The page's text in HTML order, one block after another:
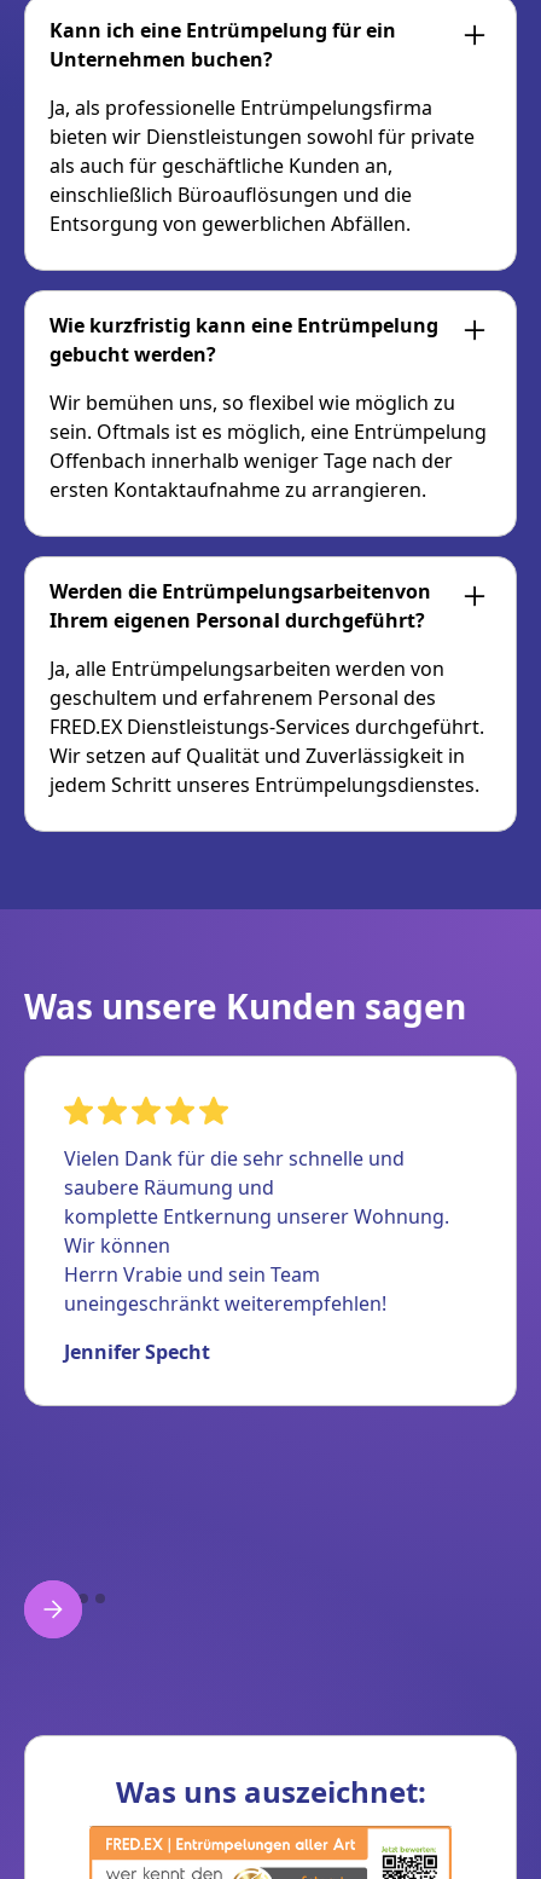
Kann ich eine Entrümpelung für ein
Unternehmen buchen?
Ja, als professionelle Entrümpelungsfirma
bieten wir Dienstleistungen sowohl für private
als auch für geschäftliche Kunden an,
einschließlich Büroauflösungen und die
Entsorgung von gewerblichen Abfällen.
Wie kurzfristig kann eine Entrümpelung
gebucht werden?
Wir bemühen uns, so flexibel wie möglich zu
sein. Oftmals ist es möglich, eine Entrümpelung
Offenbach innerhalb weniger Tage nach der
ersten Kontaktaufnahme zu arrangieren.
Werden die Entrümpelungsarbeitenvon
Ihrem eigenen Personal durchgeführt?
Ja, alle Entrümpelungsarbeiten werden von
geschultem und erfahrenem Personal des
FRED.EX Dienstleistungs-Services durchgeführt.
Wir setzen auf Qualität und Zuverlässigkeit in
jedem Schritt unseres Entrümpelungsdienstes.
Was unsere Kunden sagen
Vielen Dank für die sehr schnelle und
saubere Räumung und
komplette Entkernung unserer Wohnung.
Wir können
Herrn Vrabie und sein Team
uneingeschränkt weiterempfehlen!
Jennifer Specht
Was uns auszeichnet: